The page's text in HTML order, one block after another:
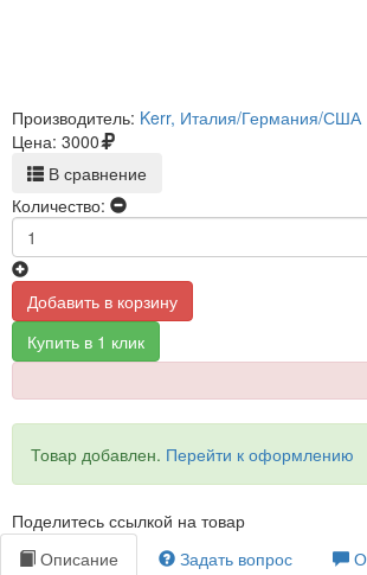
Производитель: Kerr, Италия/Германия/США
Цена: 3000
В сравнение
Количество:
Добавить в корзину
Купить в 1 клик
Товар добавлен. Перейти к оформлению
Поделитесь ссылкой на товар
Описание
Задать вопрос